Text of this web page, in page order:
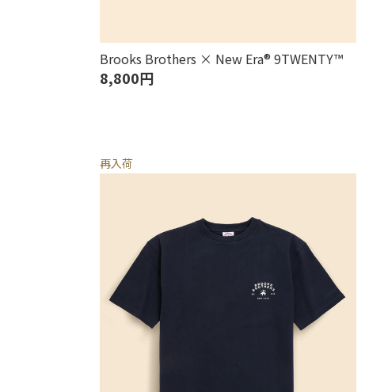
Brooks Brothers × New Era® 9TWENTY™
8,800円
再入荷